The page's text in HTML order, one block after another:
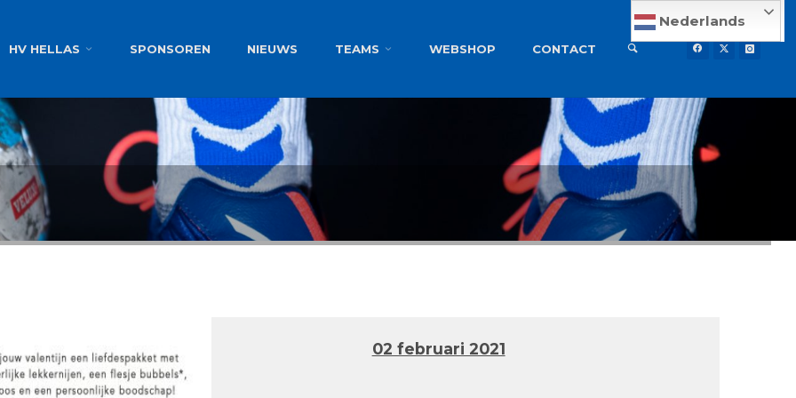
HV HELLAS SPONSOREN NIEUWS TEAMS WEBSHOP CONTACT
Nederlands
02 februari 2021